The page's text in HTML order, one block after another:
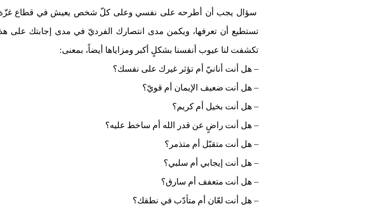
سؤال يجب أن أطرحه على نفسي وعلى كلّ شخص يعيش في قطاع غزّة
تستطيع أن تعرفها، ويكمن مدى انتصارك الفرديّ في مدى إجابتك على
تكشفت لنا عيوب أنفسنا بشكلٍ أكبر ومزاياها أيضاً، بمعنى:
– هل أنت أنانيّ أم تؤثر غيرك على نفسك؟
– هل أنت ضعيف الإيمان أم قويّ؟
– هل أنت بخيل أم كريم؟
– هل أنت راضٍ عن قدر الله أم ساخط عليه؟
– هل أنت متقبّل أم متذمر؟
– هل أنت إيجابي أم سلبي؟
– هل أنت متعفف أم سارق؟
– هل أنت لعّان أم متأدّب في نطقك؟